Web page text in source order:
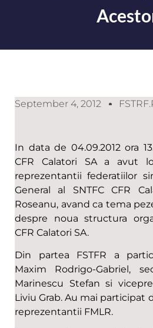
September 4, 2012
In data de 04.09.2012 ora
CFR Calatori SA a avut
reprezentantii federatiilor
General al SNTFC CFR
Roseanu, avand ca tema
despre noua structura
CFR Calatori SA.
Din partea FSTFR a
Maxim Rodrigo-Gabriel,
Marinescu Stefan si
Liviu Grab. Au mai participat
reprezentantii FMLR.